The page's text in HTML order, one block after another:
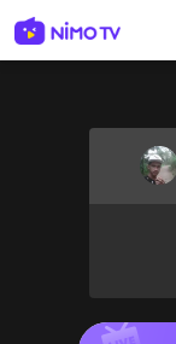
sentinelStart